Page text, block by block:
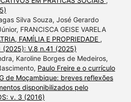
Silva Souza, José Gerardo
FRANCISCA GEISE VARELA
FAMÍLIA E PROPRIEDADE ,
(2025): V.8 n.41 (2025)
Karoline Borges de Medeiros,
Paulo Freire e o currículo
de Moçambique: breves reflexões
disponibilizados pelo
v. 3 (2016)